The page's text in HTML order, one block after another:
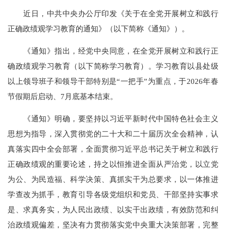
近日，中共中央办公厅印发《关于在全党开展树立和践行
正确政绩观学习教育的通知》（以下简称《通知》）。
《通知》指出，经党中央同意，在全党开展树立和践行正
确政绩观学习教育（以下简称学习教育）。学习教育以县处级
以上领导班子和领导干部特别是“一把手”为重点，于2026年春
节假期后启动、7月底基本结束。
《通知》明确，要坚持以习近平新时代中国特色社会主义
思想为指导，深入贯彻党的二十大和二十届历次全会精神，认
真落实四中全会部署，全面贯彻习近平总书记关于树立和践行
正确政绩观的重要论述，持之以恒推进全面从严治党，以立党
为公、为民造福、科学决策、真抓实干为总要求，以一体推进
学查改为抓手，教育引导各级党组织和党员、干部坚持实事求
是、求真务实，为人民出政绩、以实干出政绩，有效防范和纠
治政绩观偏差，坚决有力贯彻落实党中央重大决策部署，完整